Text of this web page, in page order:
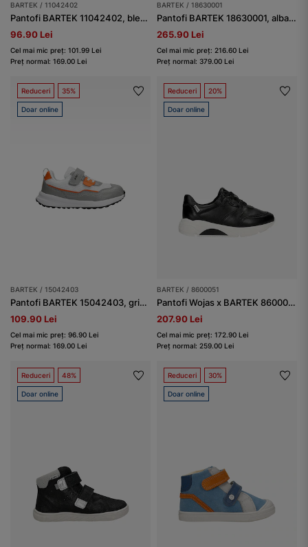
BARTEK / 11042402
Pantofi BARTEK 11042402, bleumarin-alb
96.90 Lei
Cel mai mic preț: 101.99 Lei
Preț normal: 169.00 Lei
BARTEK / 18630001
Pantofi BARTEK 18630001, albastru
265.90 Lei
Cel mai mic preț: 216.60 Lei
Preț normal: 379.00 Lei
Reduceri 35%
Doar online
BARTEK / 15042403
Pantofi BARTEK 15042403, gri-alb
109.90 Lei
Cel mai mic preț: 96.90 Lei
Preț normal: 169.00 Lei
Reduceri 20%
Doar online
BARTEK / 8600051
Pantofi Wojas x BARTEK 8600051, negru
207.90 Lei
Cel mai mic preț: 172.90 Lei
Preț normal: 259.00 Lei
Reduceri 48%
Doar online
Reduceri 30%
Doar online